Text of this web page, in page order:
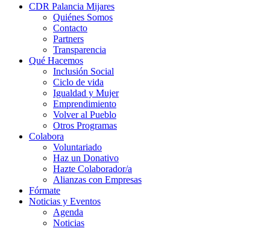
CDR Palancia Mijares
Quiénes Somos
Contacto
Partners
Transparencia
Qué Hacemos
Inclusión Social
Ciclo de vida
Igualdad y Mujer
Emprendimiento
Volver al Pueblo
Otros Programas
Colabora
Voluntariado
Haz un Donativo
Hazte Colaborador/a
Alianzas con Empresas
Fórmate
Noticias y Eventos
Agenda
Noticias